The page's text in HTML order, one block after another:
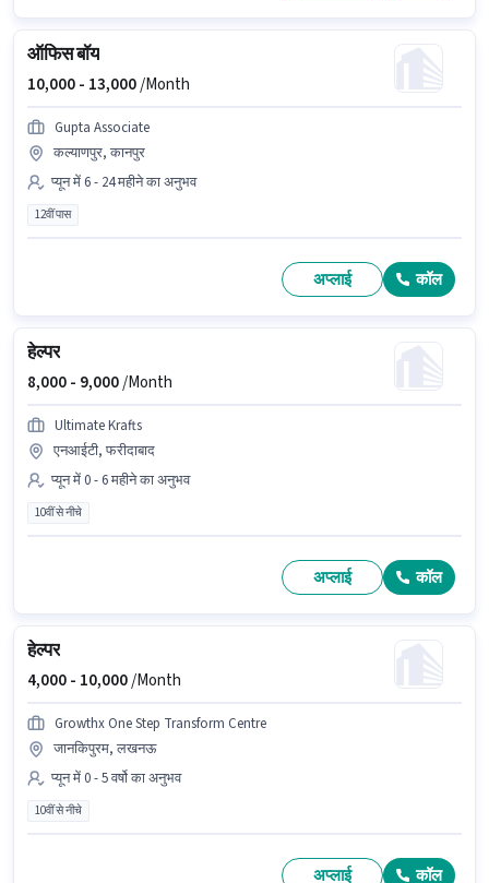
ऑफिस बॉय
10,000 - 13,000/Month
Gupta Associate
कल्याणपुर, कानपुर
प्यून में 6 - 24 महीने का अनुभव
12वीं पास
अप्लाई कॉल
हेल्पर
8,000 - 9,000/Month
Ultimate Krafts
एनआईटी, फरीदाबाद
प्यून में 0 - 6 महीने का अनुभव
10वीं से नीचे
अप्लाई कॉल
हेल्पर
4,000 - 10,000/Month
Growthx One Step Transform Centre
जानकिपुरम, लखनऊ
प्यून में 0 - 5 वर्षो का अनुभव
10वीं से नीचे
अप्लाई कॉल